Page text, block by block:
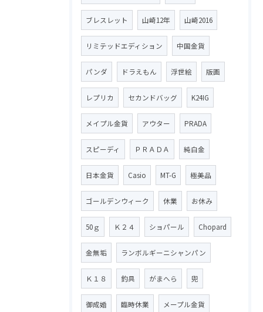
ブレスレット 山崎12年 山崎2016
リミテッドエディション 中国金貨
パンダ ドラえもん 浮世絵 版画
レプリカ セカンドバッグ K24IG
メイプル金貨 アウター PRADA
スピーディ ＰＲＡＤＡ 純白金
日本金貨 Casio MT-G 極美品
ゴールデンウィーク 休業 お休み
50ｇ Ｋ２４ ショパール Chopard
金無垢 ランボルギーニシャンパン
Ｋ１８ 釣具 がまへら 兜
御成婚 臨時休業 メープル金貨